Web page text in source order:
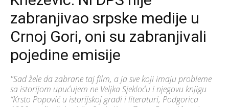
zabranjivao srpske medije u
Crnoj Gori, oni su zabranjivali
pojedine emisije
"Sad žele da zabrane taj film, a ja sve koji imaju probleme
sa istorijom upućujem ne Veljka Sjekloću i njegovu knjigu
“Krsto Popović u istorijskoj građi i literaturi, Podgorica